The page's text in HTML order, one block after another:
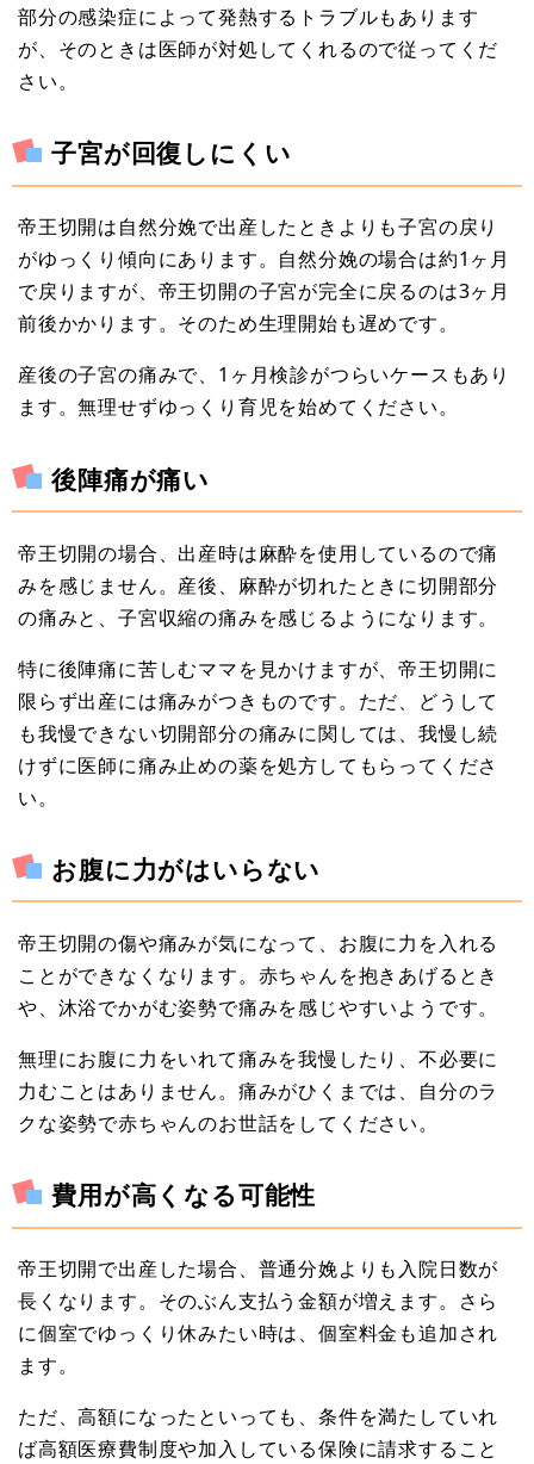
部分の感染症によって発熱するトラブルもあります
が、そのときは医師が対処してくれるので従ってくだ
さい。
子宮が回復しにくい
帝王切開は自然分娩で出産したときよりも子宮の戻り
がゆっくり傾向にあります。自然分娩の場合は約1ヶ月
で戻りますが、帝王切開の子宮が完全に戻るのは3ヶ月
前後かかります。そのため生理開始も遅めです。
産後の子宮の痛みで、1ヶ月検診がつらいケースもあり
ます。無理せずゆっくり育児を始めてください。
後陣痛が痛い
帝王切開の場合、出産時は麻酔を使用しているので痛
みを感じません。産後、麻酔が切れたときに切開部分
の痛みと、子宮収縮の痛みを感じるようになります。
特に後陣痛に苦しむママを見かけますが、帝王切開に
限らず出産には痛みがつきものです。ただ、どうして
も我慢できない切開部分の痛みに関しては、我慢し続
けずに医師に痛み止めの薬を処方してもらってくださ
い。
お腹に力がはいらない
帝王切開の傷や痛みが気になって、お腹に力を入れる
ことができなくなります。赤ちゃんを抱きあげるとき
や、沐浴でかがむ姿勢で痛みを感じやすいようです。
無理にお腹に力をいれて痛みを我慢したり、不必要に
力むことはありません。痛みがひくまでは、自分のラ
クな姿勢で赤ちゃんのお世話をしてください。
費用が高くなる可能性
帝王切開で出産した場合、普通分娩よりも入院日数が
長くなります。そのぶん支払う金額が増えます。さら
に個室でゆっくり休みたい時は、個室料金も追加され
ます。
ただ、高額になったといっても、条件を満たしていれ
ば高額医療費制度や加入している保険に請求すること